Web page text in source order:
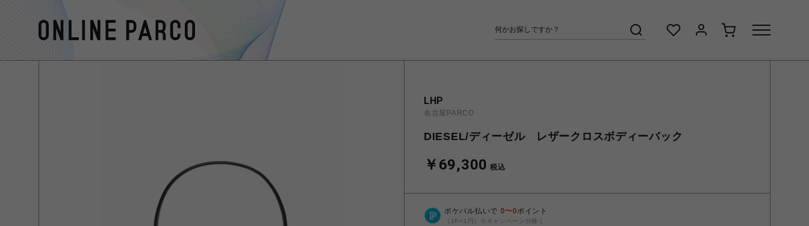
LHP
名古屋PARCO
DIESEL/ディーゼル レザークロスボディーバック
￥69,300 税込
ポケパル払いで 0〜0ポイント
（1P=1円）※キャンペーン分除く